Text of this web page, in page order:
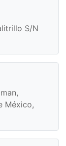
S/N
México,